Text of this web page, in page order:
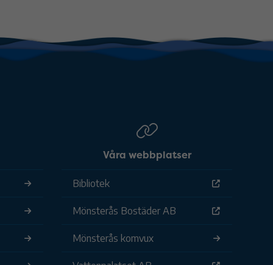
Våra webbplatser
Bibliotek
Mönsterås Bostäder AB
Mönsterås komvux